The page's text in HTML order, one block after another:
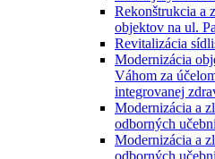
Rekonštrukcia a
objektov na ul.
Revitalizácia
Modernizácia
Váhom za
integrovanej
Modernizácia a
odborných
Modernizácia a